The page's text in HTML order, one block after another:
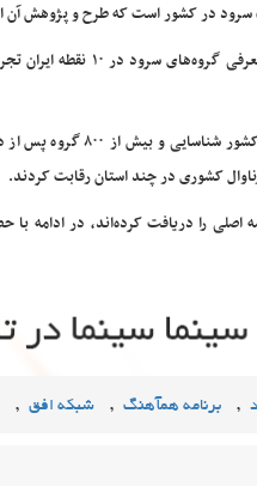
آن از سال ۱۳۹۹ و پیش تولید رسمی آن از زمستان ۱۴۰۰
این برنامه که در آن
طی یک‌ سال ‌و نیم گذشته
کشوری در چند استان رقابت کردند.
اصلی را دریافت کرده‌اند، در
, برنامه همآهنگ , شبکه افق ,